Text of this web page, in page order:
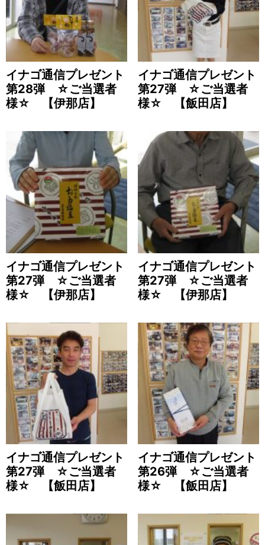
イナゴ通信プレゼント
第28弾 ☆ご当選者
様☆ 【伊那店】
イナゴ通信プレゼント
第27弾 ☆ご当選者
様☆ 【飯田店】
イナゴ通信プレゼント
第27弾 ☆ご当選者
様☆ 【伊那店】
イナゴ通信プレゼント
第27弾 ☆ご当選者
様☆ 【伊那店】
イナゴ通信プレゼント
第27弾 ☆ご当選者
様☆ 【飯田店】
イナゴ通信プレゼント
第26弾 ☆ご当選者
様☆ 【飯田店】